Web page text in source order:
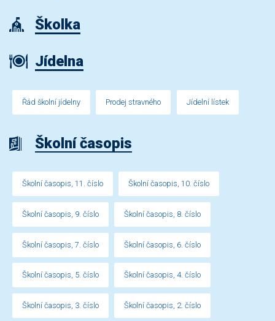
Školka
Jídelna
Řád školní jídelny Prodej stravného Jídelní lístek
Školní časopis
Školní časopis, 11. číslo Školní časopis, 10. číslo
Školní časopis, 9. číslo Školní časopis, 8. číslo
Školní časopis, 7. číslo Školní časopis, 6. číslo
Školní časopis, 5. číslo Školní časopis, 4. číslo
Školní časopis, 3. číslo Školní časopis, 2. číslo